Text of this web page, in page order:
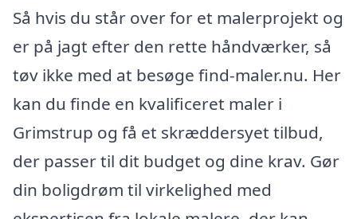
Så hvis du står over for et malerprojekt og
er på jagt efter den rette håndværker, så
tøv ikke med at besøge find-maler.nu. Her
kan du finde en kvalificeret maler i
Grimstrup og få et skræddersyet tilbud,
der passer til dit budget og dine krav. Gør
din boligdrøm til virkelighed med